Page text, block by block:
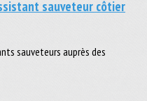
sauveteur côtier
sauveteurs auprès des